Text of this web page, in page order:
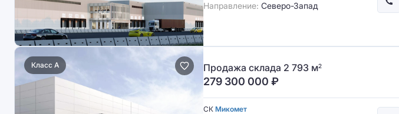
Направление: Северо-Запад
Класс A Продажа склада 2 793 м2
279 300 000 ₽
СК Микомет